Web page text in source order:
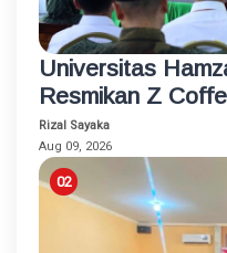
Universitas
Resmikan Z
Usaha Inklusif
Disabilitas
Rizal Sayaka
Aug 09, 2026